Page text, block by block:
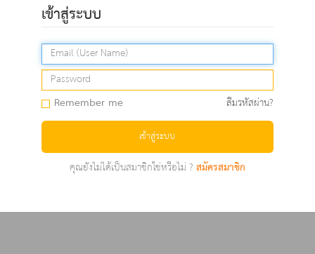
เข้าสู่ระบบ
Remember me ลืมรหัสผ่าน?
เข้าสู่ระบบ
คุณยังไม่ได้เป็นสมาชิกใช่หรือไม่ ?สมัครสมาชิก